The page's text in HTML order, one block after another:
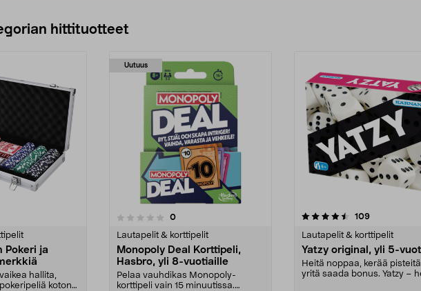
hittituotteet
Pokeri ja
hallita,
kotona.
Uutuus
0arvostelut
Lautapelit & korttipelit
Monopoly Deal Korttipeli,
Hasbro, yli 8-vuotiaille
Pelaa vauhdikas Monopoly-
korttipeli vain 15 minuutissa.
4.5 viidestä
109arvostelut
Lautapelit & korttipelit
Yatzy original, yli 5-
Heitä noppaa, kerää
yritä saada bonus. Yatzy –
4.5 viidestä